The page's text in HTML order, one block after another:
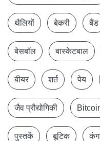
थैलियों बेकरी बैंड
बेसबॉल बास्केटबाल
बीयर शर्त पेय
जैव प्रौद्योगिकी
पुस्तकें बूटिक